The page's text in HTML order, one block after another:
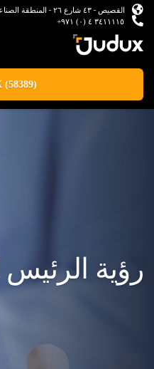
القصيص - ٤٣ شارع ٢٦ - المنطقة الصناعية ٤
٣٤١١١١٥ ٤ (٠) ٩٧١+
(58389)
رؤية الرئيس